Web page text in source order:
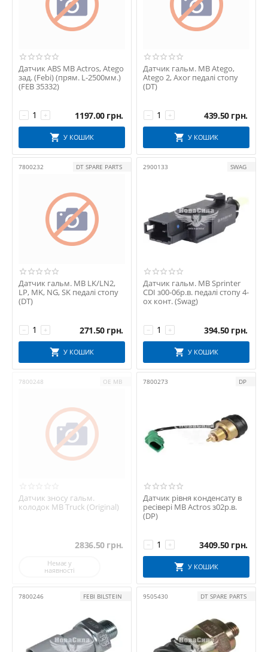
Датчик ABS MB Actros, Atego
зад. (Febi) (прям. L-2500мм.)
(FEB 35332)
+
− 1197.00 грн.
У КОШИК
Датчик гальм. MB Atego,
Atego 2, Axor педалі стопу
(DT)
+
− 439.50 грн.
У КОШИК
7800232 DT SPARE PARTS
Датчик гальм. MB LK/LN2,
LP, MK, NG, SK педалі стопу
(DT)
+
− 271.50 грн.
У КОШИК
2900133 SWAG
Датчик гальм. MB Sprinter
CDI з00-06р.в. педалі стопу 4-
ох конт. (Swag)
+
− 394.50 грн.
У КОШИК
7800248 OE MB
Датчик зносу гальм.
колодок MB Truck (Original)
2836.50 грн.
Немає у
наявності
7800273 DP
Датчик рівня конденсату в
ресівері MB Actros з02р.в.
(DP)
+
− 3409.50 грн.
У КОШИК
7800246 FEBI BILSTEIN 9505430 DT SPARE PARTS